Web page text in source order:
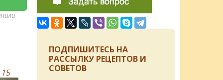
15
ПОДПИШИТЕСЬ НА
РАССЫЛКУ РЕЦЕПТОВ И
СОВЕТОВ